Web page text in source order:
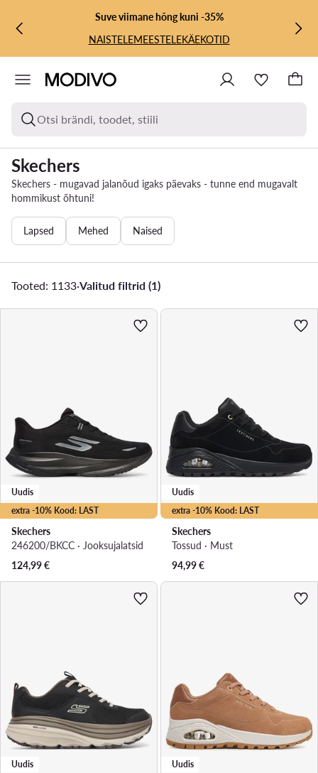
LIIGU PÕHISISU JUURDE
MINE OTSINGUSSESuve viimane hõng kuni -35%
NAISTELEMEESTELEKÄEKOTID
Otsi brändi, toodet, stiili
Skechers
Skechers - mugavad jalanõud igaks päevaks - tunne end mugavalt
hommikust õhtuni!
Lapsed Mehed Naised
Tooted: 1133·Valitud filtrid (1)
extra -10% Kood: LAST
Uudis
Skechers
246200/BKCC · Jooksujalatsid
124,99€
extra -10% Kood: LAST
Uudis
Skechers
Tossud · Must
94,99€
Uudis Uudis